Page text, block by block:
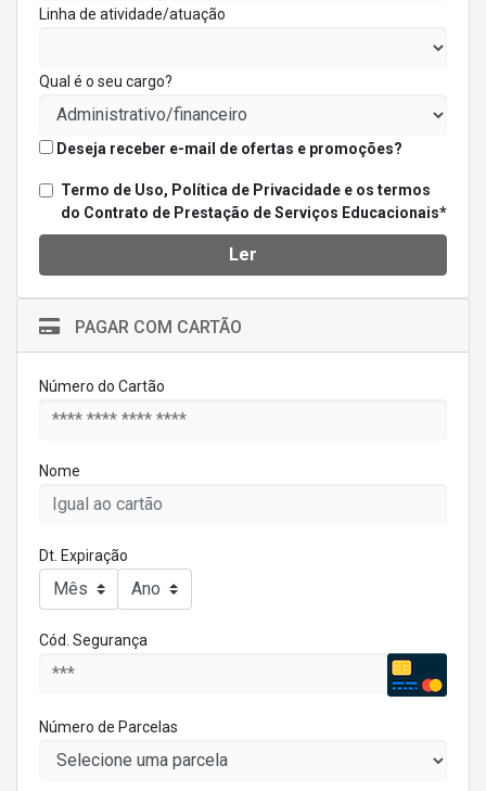
Linha de atividade/atuação
Qual é o seu cargo?
Deseja receber e-mail de ofertas e promoções?
Termo de Uso, Política de Privacidade e os termos
do Contrato de Prestação de Serviços Educacionais*
Ler
PAGAR COM CARTÃO
Número do Cartão
Nome
Dt. Expiração
Cód. Segurança
Número de Parcelas